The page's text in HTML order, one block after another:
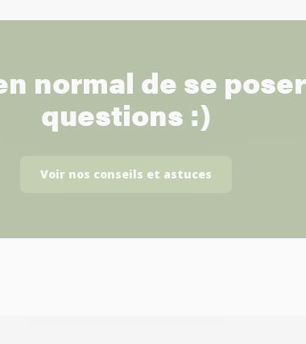
normal de se
questions :)
Voir nos conseils et astuces